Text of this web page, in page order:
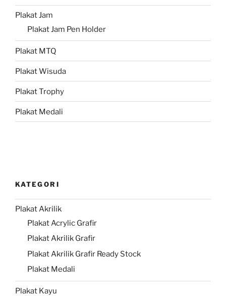
Plakat Jam
Plakat Jam Pen Holder
Plakat MTQ
Plakat Wisuda
Plakat Trophy
Plakat Medali
KATEGORI
Plakat Akrilik
Plakat Acrylic Grafir
Plakat Akrilik Grafir
Plakat Akrilik Grafir Ready Stock
Plakat Medali
Plakat Kayu